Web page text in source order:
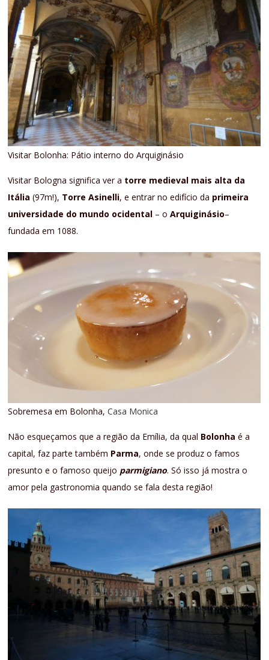
Visitar Bolonha: Pátio interno do Arquiginásio
Visitar Bologna significa ver a torre medieval mais alta da
Itália (97m!), Torre Asinelli, e entrar no edifício da primeira
universidade do mundo ocidental – oArquiginásio–
fundada em 1088.
Sobremesa em Bolonha,Casa Monica
Não esqueçamos que a região da Emília, da qual Bolonha é a
capital, faz parte também Parma, onde se produz o famos
presunto e o famoso queijo parmigiano. Só isso já mostra o
amor pela gastronomia quando se fala desta região!